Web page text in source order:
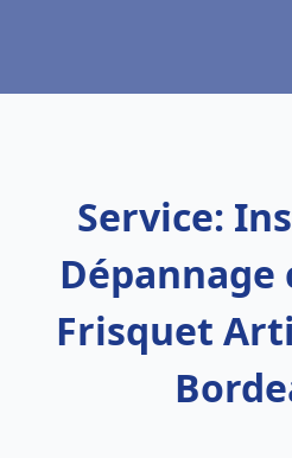
Service:
Dépannage
Frisquet